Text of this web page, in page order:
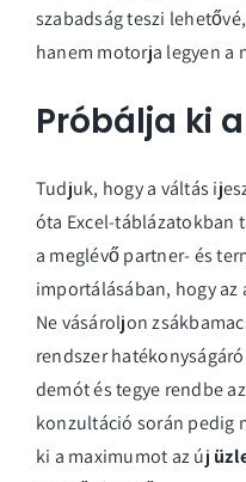
szabadság teszi
hanem motorja legyen a
Próbálja ki
Tudjuk, hogy a váltás
óta Excel-táblázatokban
a meglévő partner- és
importálásában, hogy
Ne vásároljon
rendszer
demót és tegye rendbe
konzultáció során pedig
ki a maximumot az új